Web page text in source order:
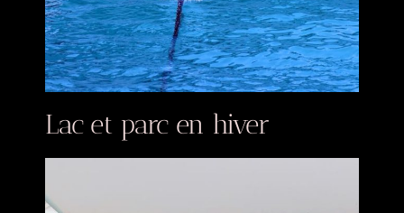
Lac et parc en hiver